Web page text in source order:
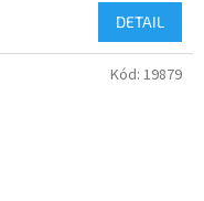
DETAIL
Kód: 19879